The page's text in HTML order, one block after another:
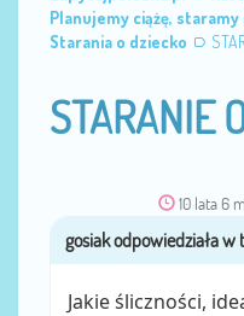
Planujemy ciążę, staramy
Starania o dziecko
STARANIE
10 lata 6
Jakie śliczności,